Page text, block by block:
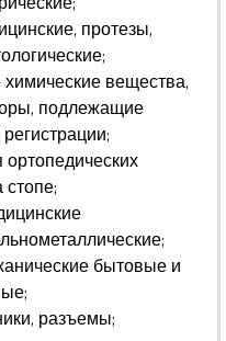
протезы,
вещества,
подлежащие
бытовые и
разъемы;